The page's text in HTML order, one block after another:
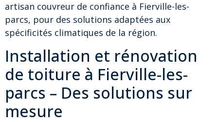
artisan couvreur de confiance à Fierville-les-
parcs, pour des solutions adaptées aux
spécificités climatiques de la région.
Installation et rénovation
de toiture à Fierville-les-
parcs – Des solutions sur
mesure